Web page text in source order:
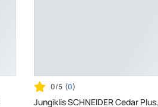
0/5 (0)
Jungiklis SCHNEIDER Cedar Plus,